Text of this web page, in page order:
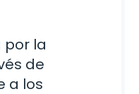
por la
de
a los